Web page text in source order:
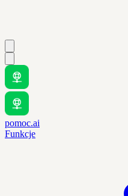
pomoc.ai
Funkcje